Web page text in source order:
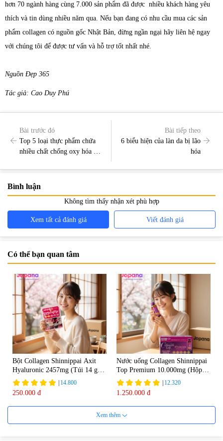
hơn 70 ngành hàng cùng 7.000 sản phẩm đã được nhiều khách hàng yêu
thích và tin dùng nhiều năm qua. Nếu bạn đang có nhu cầu mua các sản
phẩm collagen có nguồn gốc Nhật Bản, đừng ngần ngại hãy liên hệ ngay
với chúng tôi để được tư vấn và hỗ trợ tốt nhất nhé.
Nguồn Đẹp 365
Tác giả: Cao Duy Phú
Bài trước đó
Top 5 loại thực phẩm chứa
nhiều chất chống oxy hóa có
Bài tiếp theo
6 biểu hiện của làn da bị lão
hóa
Bình luận
Không tìm thấy nhận xét phù hợp
Xem tất cả đánh giá Viết đánh giá
Có thể bạn quan tâm
Bột Collagen Shinnippai Axit
Hyaluronic 2457mg (Túi 14 gói
x 3g) - Date 04/2027
14.800
250.000 đ
Nước uống Collagen Shinnippai
Top Premium 10.000mg (Hộp
10 chai x 50ml)
12.320
1.250.000 đ
Xem thêm